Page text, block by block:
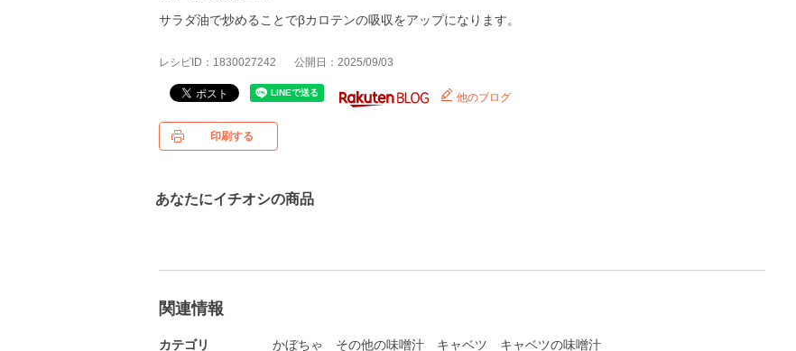
サラダ油で炒めることでβカロテンの吸収をアップになります。
レシピID：1830027242 公開日：2025/09/03
他のブログ
印刷する
あなたにイチオシの商品
関連情報
カテゴリ かぼちゃ その他の味噌汁 キャベツ キャベツの味噌汁